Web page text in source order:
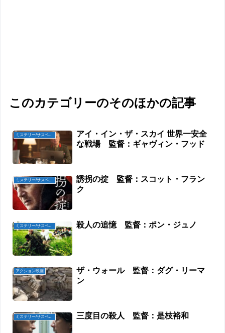
このカテゴリーのそのほかの記事
アイ・イン・ザ・スカイ 世界一安全
な戦場 監督：ギャヴィン・フッド
ミステリー/サスペンス映画
誘拐の掟 監督：スコット・フラン
ク
ミステリー/サスペンス映画 殺人の追憶 監督：ポン・ジュノ
アクション映画
ザ・ウォール 監督：ダグ・リーマ
ン
ミステリー/サスペンス映画 三度目の殺人 監督：是枝裕和